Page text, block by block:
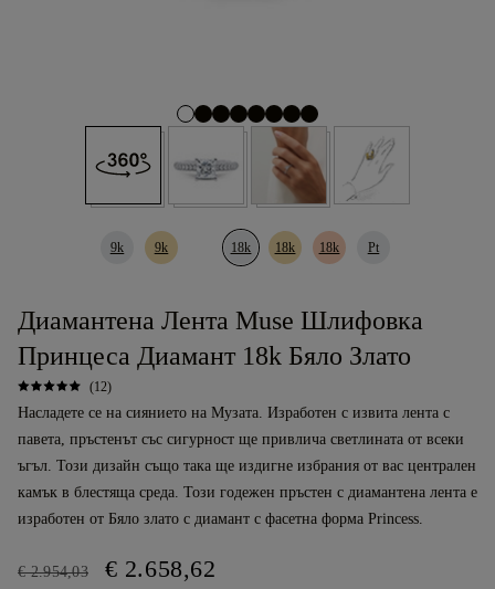
9k 9k 18k 18k 18k Pt
Диамантена Лента Muse Шлифовка
Принцеса Диамант 18k Бяло Злато
(12)
Насладете се на сиянието на Музата. Изработен с извита лента с
павета, пръстенът със сигурност ще привлича светлината от всеки
ъгъл. Този дизайн също така ще издигне избрания от вас централен
камък в блестяща среда. Този годежен пръстен с диамантена лента е
изработен от Бяло злато с диамант с фасетна форма Princess.
€ 2.954,03 € 2.658,62